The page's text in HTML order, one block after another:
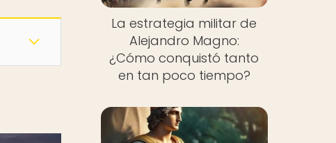
La estrategia militar de
Alejandro Magno:
¿Cómo conquistó tanto
en tan poco tiempo?